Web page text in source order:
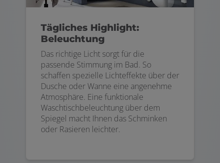
Tägliches Highlight:
Beleuchtung
Das richtige Licht sorgt für die
passende Stimmung im Bad. So
schaffen spezielle Lichteffekte über der
Dusche oder Wanne eine angenehme
Atmosphäre. Eine funktionale
Waschtischbeleuchtung über dem
Spiegel macht Ihnen das Schminken
oder Rasieren leichter.